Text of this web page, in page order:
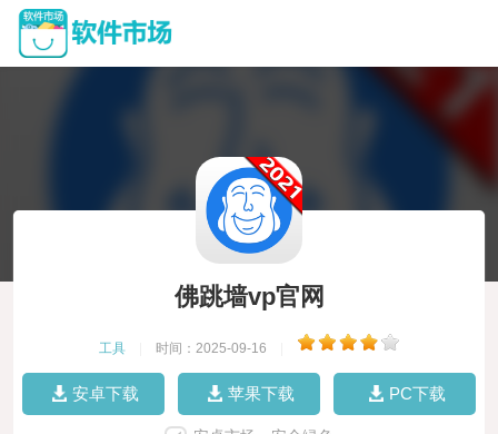
佛跳墙vp官网
工具 时间：2025-09-16
安卓下载 苹果下载 PC下载